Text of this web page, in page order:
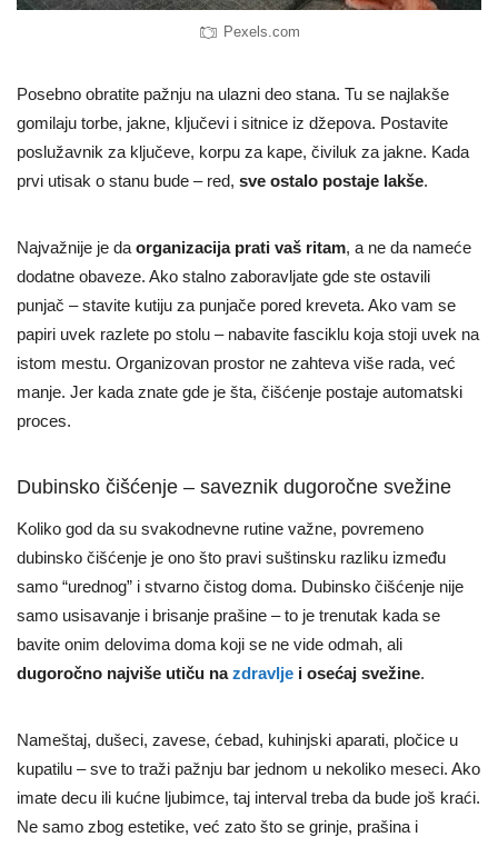
Pexels.com
Posebno obratite pažnju na ulazni deo stana. Tu se najlakše
gomilaju torbe, jakne, ključevi i sitnice iz džepova. Postavite
poslužavnik za ključeve, korpu za kape, čiviluk za jakne. Kada
prvi utisak o stanu bude – red, sve ostalo postaje lakše.
Najvažnije je da organizacija prati vaš ritam, a ne da nameće
dodatne obaveze. Ako stalno zaboravljate gde ste ostavili
punjač – stavite kutiju za punjače pored kreveta. Ako vam se
papiri uvek razlete po stolu – nabavite fasciklu koja stoji uvek na
istom mestu. Organizovan prostor ne zahteva više rada, već
manje. Jer kada znate gde je šta, čišćenje postaje automatski
proces.
Dubinsko čišćenje – saveznik dugoročne svežine
Koliko god da su svakodnevne rutine važne, povremeno
dubinsko čišćenje je ono što pravi suštinsku razliku između
samo “urednog” i stvarno čistog doma. Dubinsko čišćenje nije
samo usisavanje i brisanje prašine – to je trenutak kada se
bavite onim delovima doma koji se ne vide odmah, ali
dugoročno najviše utiču nazdravlje i osećaj svežine.
Nameštaj, dušeci, zavese, ćebad, kuhinjski aparati, pločice u
kupatilu – sve to traži pažnju bar jednom u nekoliko meseci. Ako
imate decu ili kućne ljubimce, taj interval treba da bude još kraći.
Ne samo zbog estetike, već zato što se grinje, prašina i